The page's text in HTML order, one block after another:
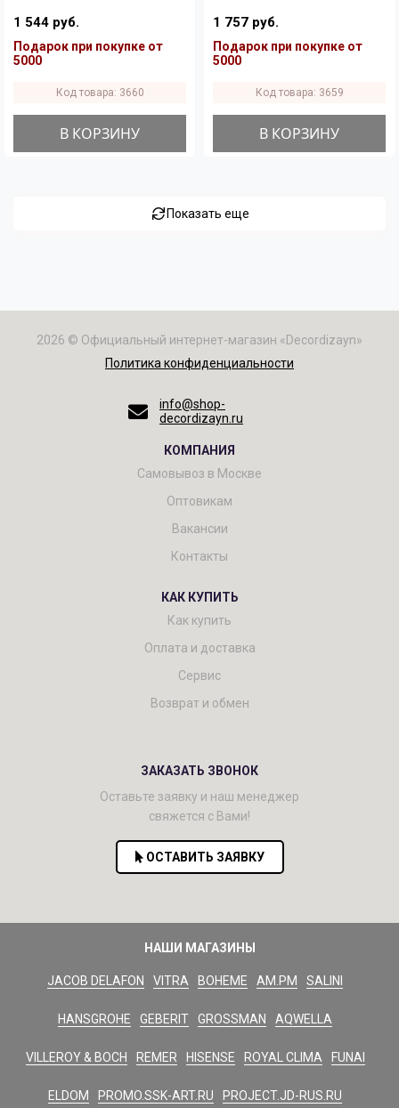
1 544 руб.
Подарок при покупке от
5000
Код товара: 3660
В КОРЗИНУ
1 757 руб.
Подарок при покупке от
5000
Код товара: 3659
В КОРЗИНУ
Показать еще
2026 © Официальный интернет-магазин «Decordizayn»
Политика конфиденциальности
info@shop-
decordizayn.ru
КОМПАНИЯ
Самовывоз в Москве
Оптовикам
Вакансии
Контакты
КАК КУПИТЬ
Как купить
Оплата и доставка
Сервис
Возврат и обмен
ЗАКАЗАТЬ ЗВОНОК
Оставьте заявку и наш менеджер
свяжется с Вами!
ОСТАВИТЬ ЗАЯВКУ
НАШИ МАГАЗИНЫ
JACOB DELAFON VITRA BOHEME AM.PM SALINI
HANSGROHE GEBERIT GROSSMAN AQWELLA
VILLEROY & BOCH REMER HISENSE ROYAL CLIMA FUNAI
ELDOM PROMO.SSK-ART.RU PROJECT.JD-RUS.RU